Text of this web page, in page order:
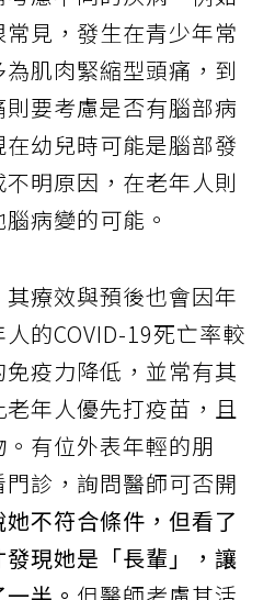
見，發生在青少年常
為肌肉緊縮型頭痛，到
要考慮是否有腦部病
幼兒時可能是腦部發
明原因，在老年人則
病變的可能。
療效與預後也會因年
的COVID-19死亡率較
疫力降低，並常有其
年人優先打疫苗，且
有位外表年輕的朋
診，詢問醫師可否開
不符合條件，但看了
現她是「長輩」，讓